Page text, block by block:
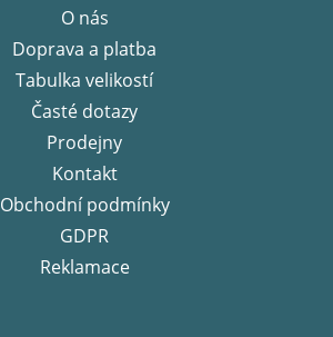
O nás
Doprava a platba
Tabulka velikostí
Časté dotazy
Prodejny
Kontakt
Obchodní podmínky
GDPR
Reklamace